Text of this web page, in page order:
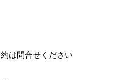
は問合せください